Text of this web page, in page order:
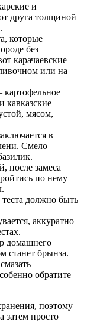
и
друга толщиной
которые
без
карачаевские
или на
картофельное
мясом,
в
Смело
после замеса
по нему
должно быть
аккуратно
домашнего
станет брынза.
обратите
поэтому
затем просто